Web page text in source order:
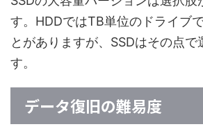
す。HDDではTB単位のドライブ
とがありますが、SSDはその点
す。
データ復旧の難易度